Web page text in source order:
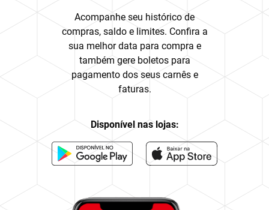
Acompanhe seu histórico de
compras, saldo e limites. Confira a
sua melhor data para compra e
também gere boletos para
pagamento dos seus carnês e
faturas.
Disponível nas lojas: